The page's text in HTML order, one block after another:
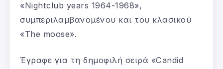
«Nightclub years 1964-1968»,
συμπεριλαμβανομένου και του κλασικού
«The moose».
Έγραφε για τη δημοφιλή σειρά «Candid